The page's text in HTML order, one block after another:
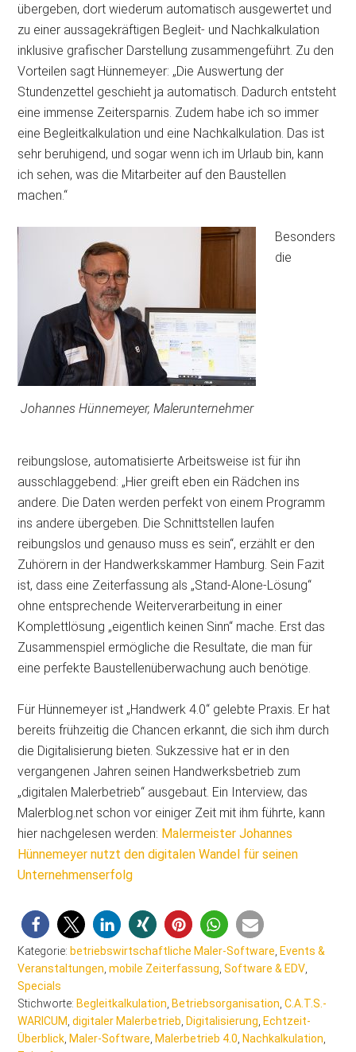
übergeben, dort wiederum automatisch ausgewertet und
zu einer aussagekräftigen Begleit- und Nachkalkulation
inklusive grafischer Darstellung zusammengeführt. Zu den
Vorteilen sagt Hünnemeyer: „Die Auswertung der
Stundenzettel geschieht ja automatisch. Dadurch entsteht
eine immense Zeitersparnis. Zudem habe ich so immer
eine Begleitkalkulation und eine Nachkalkulation. Das ist
sehr beruhigend, und sogar wenn ich im Urlaub bin, kann
ich sehen, was die Mitarbeiter auf den Baustellen
machen.“
Johannes Hünnemeyer, Malerunternehmer
Besonders
die
reibungslose, automatisierte Arbeitsweise ist für ihn
ausschlaggebend: „Hier greift eben ein Rädchen ins
andere. Die Daten werden perfekt von einem Programm
ins andere übergeben. Die Schnittstellen laufen
reibungslos und genauso muss es sein“, erzählt er den
Zuhörern in der Handwerkskammer Hamburg. Sein Fazit
ist, dass eine Zeiterfassung als „Stand-Alone-Lösung“
ohne entsprechende Weiterverarbeitung in einer
Komplettlösung „eigentlich keinen Sinn“ mache. Erst das
Zusammenspiel ermögliche die Resultate, die man für
eine perfekte Baustellenüberwachung auch benötige.
Für Hünnemeyer ist „Handwerk 4.0“ gelebte Praxis. Er hat
bereits frühzeitig die Chancen erkannt, die sich ihm durch
die Digitalisierung bieten. Sukzessive hat er in den
vergangenen Jahren seinen Handwerksbetrieb zum
„digitalen Malerbetrieb“ ausgebaut. Ein Interview, das
Malerblog.net schon vor einiger Zeit mit ihm führte, kann
hier nachgelesen werden: Malermeister Johannes
Hünnemeyer nutzt den digitalen Wandel für seinen
Unternehmenserfolg
Kategorie: betriebswirtschaftliche Maler-Software Events &
Veranstaltungen ,mobile Zeiterfassung ,Software & EDV
Specials
Stichworte: Begleitkalkulation Betriebsorganisation ,C.A.T.S.-
WARICUM ,digitaler Malerbetrieb Digitalisierung Echtzeit-
Überblick Maler-Software Malerbetrieb 4.0 Nachkalkulation